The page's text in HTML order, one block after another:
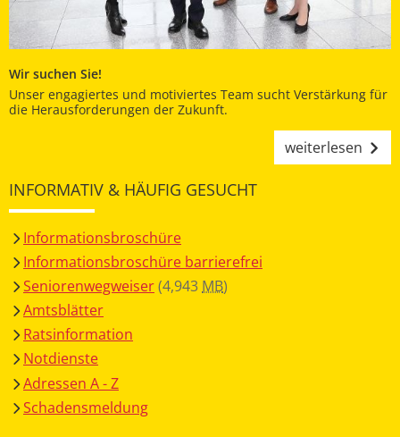
Wir suchen Sie!
Unser engagiertes und motiviertes Team sucht Verstärkung für
die Herausforderungen der Zukunft.
weiterlesen
INFORMATIV & HÄUFIG GESUCHT
Informationsbroschüre
Informationsbroschüre barrierefrei
Seniorenwegweiser(4,943 MB)
Amtsblätter
Ratsinformation
Notdienste
Adressen A - Z
Schadensmeldung